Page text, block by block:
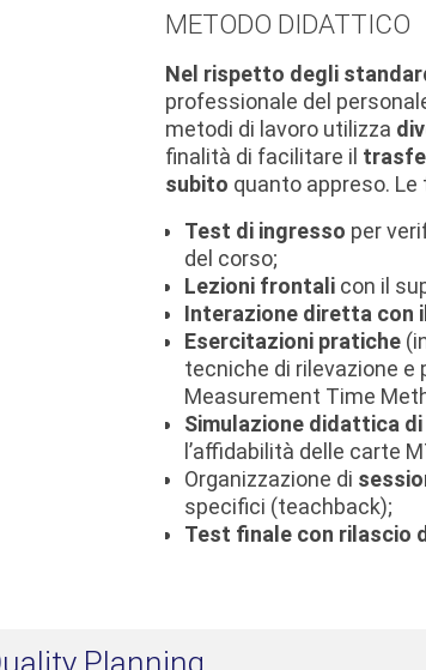
METODO DIDATTICO
Nel rispetto degli
professionale del
metodi di lavoro utilizza
finalità di facilitare il
subito quanto appreso.
Test di ingresso per
del corso;
Lezioni frontali con il
Interazione diretta con
Esercitazioni pratiche
tecniche di rilevazione
Measurement Time
Simulazione didattica
l’affidabilità delle carte
Organizzazione di
specifici (teachback);
Test finale con rilascio
Planning